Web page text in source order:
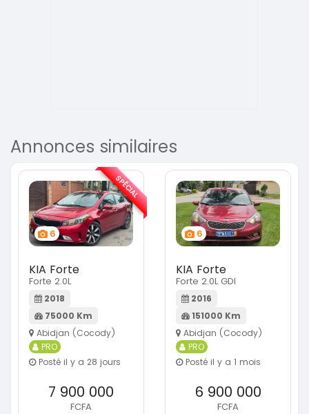
Annonces similaires
6
KIA Forte
Forte 2.0L
2018
75000 Km
Abidjan (Cocody)
PRO
Posté il y a 28 jours
7 900 000
FCFA
SPÉCIAL
6
KIA Forte
Forte 2.0L GDI
2016
151000 Km
Abidjan (Cocody)
PRO
Posté il y a 1 mois
6 900 000
FCFA